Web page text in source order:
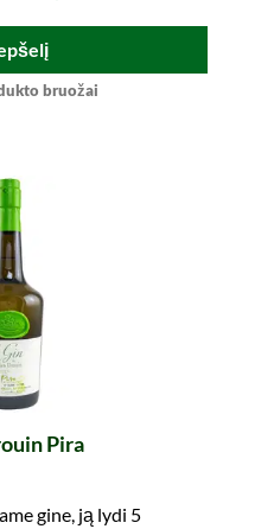
bruožai
Pira
gine, ją lydi 5